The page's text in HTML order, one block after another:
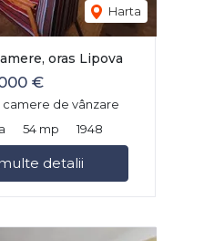
Harta
oras Lipova
€
de vânzare
54 mp 1948
detalii